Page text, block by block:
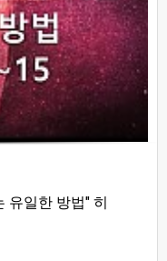
유일한 방법" 히